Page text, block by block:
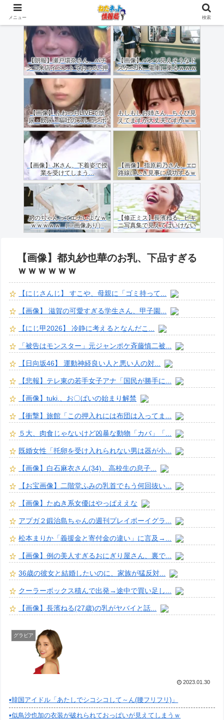
【朗報】瀬戸環奈さん、パチ
ンコ来店イベントでおっ○い押
しつけてくれる（画像あり）
【画像】パンツ見えそうなド
スケベJK、電車に乗るｗｗｗ
ｗｗｗｗｗｗｗｗｗｗｗｗ
【画像】 ふわっちLIVEで放
尿・飲尿・嘔吐のフルコンボ
配信した女のご尊顔がこちら
ｗｗｗｗ
もしもしお姉さん、ちくび見
えてますが大丈夫ですかｗｗ
ｗｗｗｗ
【画像】 JKさん、下着姿で授
業を受けてしまう…
【画像】 指原莉乃さん、エ□
路線にいき見事に成功するｗ
ｗｗ
あのちゃんってエチいよなｗ
ｗｗｗｗｗ （※画像あり）
【修正ミス】長濱ねる、ビキ
ニ写真集で見えてはいけない
ものが映る…
【画像】都丸紗也華のお乳、下品すぎる
ｗｗｗｗｗｗ
【にじさんじ】 すこや、母親に「ゴミ持って...
【画像】 滋賀の可愛すぎる学生さん、甲子園...
【にじ甲2026】 冷静に考えるとなんだこ...
「被告はモンスター」元ジャンポケ斉藤慎二被...
【日向坂46】 運動神経良い人と悪い人の対...
【悲報】テレ東の若手女子アナ「国民が勝手に...
【画像】tuki.、お〇ぱいの始まり解禁
【衝撃】旅館「この押入れには布団は入ってま...
５大、肉食じゃないけど凶暴な動物「カバ」「...
既婚女性「托卵を受け入れられない男は器が小...
【画像】白石麻衣さん(34)、高校生の息子...
【お宝画像】二階堂ふみの乳首でもう何回抜い...
【画像】たぬき系女優はやっぱええな
アプガ２鍛治島ちゃんの週刊プレイボーイグラ...
松本まりか「義援金と寄付金の違い」に言及→...
【画像】例の美人すぎるおにぎり屋さん、裏で...
36歳の彼女と結婚したいのに、家族が猛反対...
クーラーボックス積んで出発→途中で買い足し...
【画像】長濱ねる(27歳)の乳がヤバイと話...
グラビア
2023.01.30
▪️韓国アイドル「あたしでシコシコして～ん(腰フリフリ)」
▪️似鳥沙也加の衣装が破れられておっぱいが見えてしまうｗ
メニュー 検索